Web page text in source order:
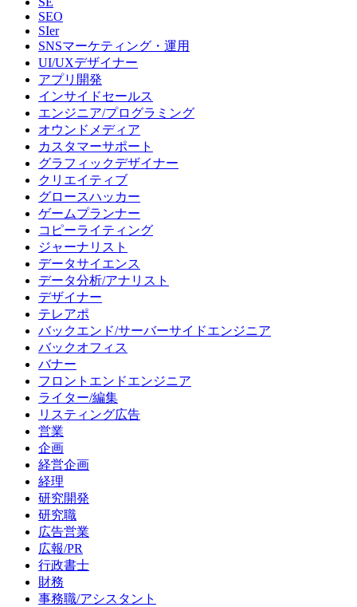
SEO
SIer
SNSマーケティング・運用
UI/UXデザイナー
アプリ開発
インサイドセールス
エンジニア/プログラミング
オウンドメディア
カスタマーサポート
グラフィックデザイナー
クリエイティブ
グロースハッカー
ゲームプランナー
コピーライティング
ジャーナリスト
データサイエンス
データ分析/アナリスト
デザイナー
テレアポ
バックエンド/サーバーサイドエンジニア
バックオフィス
バナー
フロントエンドエンジニア
ライター/編集
リスティング広告
営業
企画
経営企画
経理
研究開発
研究職
広告営業
広報/PR
行政書士
財務
事務職/アシスタント